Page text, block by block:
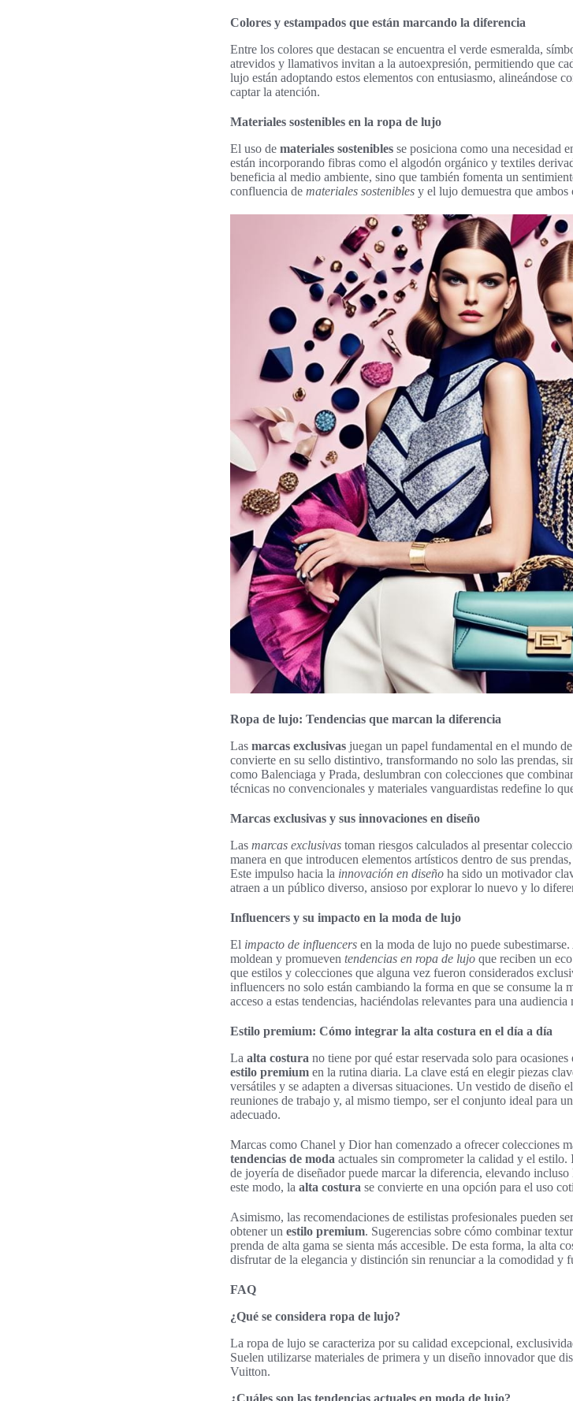
Colores y estampados que están marcando la diferencia
Entre los colores que destacan se encuentra el verde esmeralda,
atrevidos y llamativos invitan a la autoexpresión, permitiendo que
lujo están adoptando estos elementos con entusiasmo, alineándose
captar la atención.
Materiales sostenibles en la ropa de lujo
El uso de materiales sostenibles se posiciona como una necesidad
están incorporando fibras como el algodón orgánico y textiles
beneficia al medio ambiente, sino que también fomenta un
confluencia de materiales sostenibles y el lujo demuestra que
Ropa de lujo: Tendencias que marcan la diferencia
Las marcas exclusivas juegan un papel fundamental en el mundo
convierte en su sello distintivo, transformando no solo las prendas,
como Balenciaga y Prada, deslumbran con colecciones que
técnicas no convencionales y materiales vanguardistas redefine lo
Marcas exclusivas y sus innovaciones en diseño
Las marcas exclusivas toman riesgos calculados al presentar
manera en que introducen elementos artísticos dentro de sus
Este impulso hacia la innovación en diseño ha sido un motivador
atraen a un público diverso, ansioso por explorar lo nuevo y lo
Influencers y su impacto en la moda de lujo
El impacto de influencers en la moda de lujo no puede
moldean y promueven tendencias en ropa de lujo que reciben un
que estilos y colecciones que alguna vez fueron considerados
influencers no solo están cambiando la forma en que se consume la
acceso a estas tendencias, haciéndolas relevantes para una audiencia
Estilo premium: Cómo integrar la alta costura en el día a día
La alta costura no tiene por qué estar reservada solo para
estilo premium en la rutina diaria. La clave está en elegir piezas
versátiles y se adapten a diversas situaciones. Un vestido de diseño
reuniones de trabajo y, al mismo tiempo, ser el conjunto ideal para
adecuado.
Marcas como Chanel y Dior han comenzado a ofrecer colecciones
tendencias de moda actuales sin comprometer la calidad y el
de joyería de diseñador puede marcar la diferencia, elevando
este modo, la alta costura se convierte en una opción para el uso
Asimismo, las recomendaciones de estilistas profesionales pueden
obtener un estilo premium. Sugerencias sobre cómo combinar
prenda de alta gama se sienta más accesible. De esta forma, la alta
disfrutar de la elegancia y distinción sin renunciar a la comodidad y
FAQ
¿Qué se considera ropa de lujo?
La ropa de lujo se caracteriza por su calidad excepcional,
Suelen utilizarse materiales de primera y un diseño innovador que
Vuitton.
¿Cuáles son las tendencias actuales en moda de lujo?